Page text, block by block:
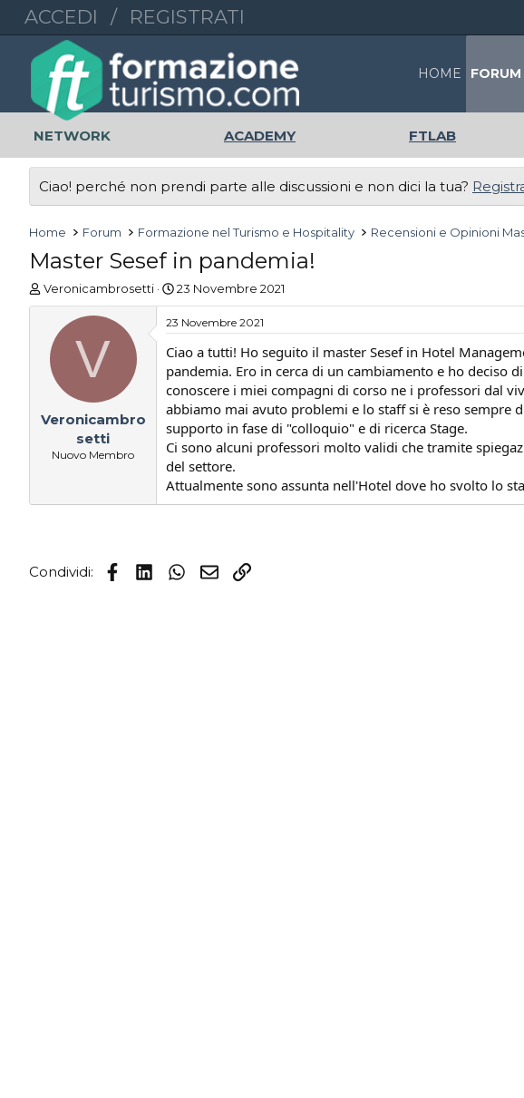
ACCEDI / REGISTRATI
HOME FORUM
NETWORK ACADEMY FTLAB
Ciao! perché non prendi parte alle discussioni e non dici la tua?
Home Forum Formazione nel Turismo e Hospitality Recensioni e Opinioni
Master Sesef in pandemia!
A
u
e
s
Veronicambrosetti
D
a
t
a
d
'
i
n
i
z
i
o
23 Novembre 2021
V
Veronicambro
setti
Nuovo Membro
23 Novembre 2021
Ciao a tutti! Ho seguito il master Sesef in Hotel
pandemia. Ero in cerca di un cambiamento e ho deciso
conoscere i miei compagni di corso ne i professori dal
abbiamo mai avuto problemi e lo staff si è reso sempre
supporto in fase di "colloquio" e di ricerca Stage.
Ci sono alcuni professori molto validi che tramite
del settore.
Attualmente sono assunta nell'Hotel dove ho svolto lo
Condividi: FacebookLinkedInWhatsApp
EmailLink